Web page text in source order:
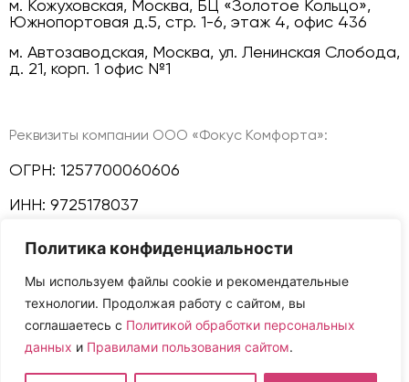
Политика конфиденциальности
Мы используем файлы cookie и рекомендательные
технологии. Продолжая работу с сайтом, вы
соглашаетесь с Политикой обработки персональных
данных и Правилами пользования сайтом.
м. Кожуховская, Москва, БЦ «Золотое Кольцо»,
Южнопортовая д.5, стр. 1-6, этаж 4, офис 436
м. Автозаводская, Москва, ул. Ленинская Слобода,
д. 21, корп. 1 офис №1
Реквизиты компании ООО «Фокус Комфорта»:
ОГРН: 1257700060606
ИНН: 9725178037
КПП: 772501001
Политика конфиденциальности
Мы в соц сетях: